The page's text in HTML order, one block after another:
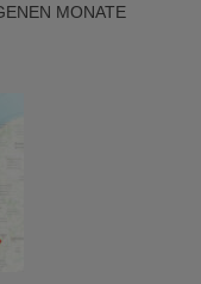
MONATE